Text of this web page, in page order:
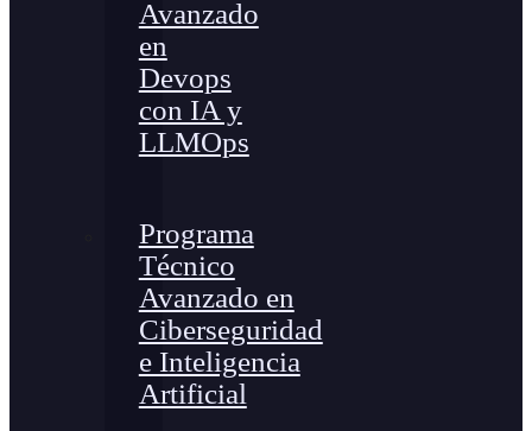
Avanzado
en
Devops
con IA y
LLMOps
Programa
Técnico
Avanzado en
Ciberseguridad
e Inteligencia
Artificial